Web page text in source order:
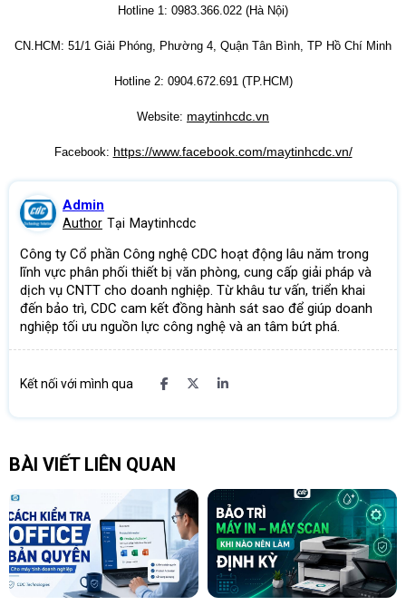
Hotline 1: 0983.366.022 (Hà Nội)
CN.HCM: 51/1 Giải Phóng, Phường 4, Quận Tân Bình, TP Hồ Chí Minh
Hotline 2: 0904.672.691 (TP.HCM)
Website: maytinhcdc.vn
Facebook: https://www.facebook.com/maytinhcdc.vn/
Admin
Author Tại Maytinhcdc
Công ty Cổ phần Công nghệ CDC hoạt động lâu năm trong
lĩnh vực phân phối thiết bị văn phòng, cung cấp giải pháp và
dịch vụ CNTT cho doanh nghiệp. Từ khâu tư vấn, triển khai
đến bảo trì, CDC cam kết đồng hành sát sao để giúp doanh
nghiệp tối ưu nguồn lực công nghệ và an tâm bứt phá.
Kết nối với mình qua
BÀI VIẾT LIÊN QUAN